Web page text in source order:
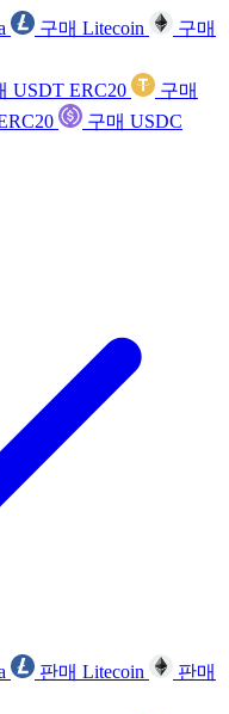
구매 Litecoin
구매
USDT ERC20
구매
구매 USDC
판매 Litecoin
판매